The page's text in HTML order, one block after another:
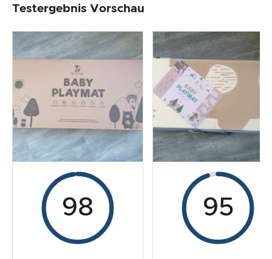
Produktverarbeitung & Erscheinungsbild
Der Praxistest
Preis-/ Leistungsverhältnis
Testergebnis Vorschau
98 95